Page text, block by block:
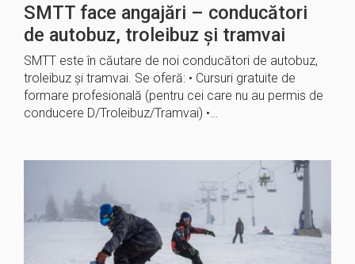
SMTT face angajări – conducători
de autobuz, troleibuz și tramvai
SMTT este în căutare de noi conducători de autobuz,
troleibuz și tramvai. Se oferă: • Cursuri gratuite de
formare profesională (pentru cei care nu au permis de
conducere D/Troleibuz/Tramvai) •…